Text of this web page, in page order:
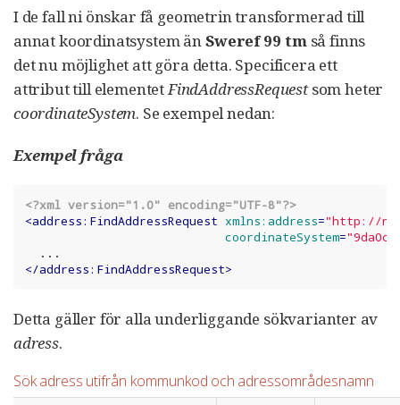
I de fall ni önskar få geometrin transformerad till
annat koordinatsystem änSweref 99 tmså finns
det nu möjlighet att göra detta. Specificera ett
attribut till elementetFindAddressRequestsom heter
coordinateSystem. Se exempel nedan:
Exempel fråga
<?xml version="1.0" encoding="UTF-8"?>
<address:FindAddressRequest xmlns:address="http://
coordinateSystem=
</address:FindAddressRequest>
Detta gäller för alla underliggande sökvarianter av
adress.
Sök adress utifrån kommunkod och adressområdesnamn